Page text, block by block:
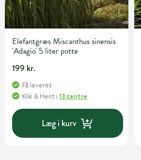
Elefantgræs Miscanthus sinensis
'Adagio' 5 liter potte
199 kr.
Få leveret
Klik & Hent i 13 centre
Læg i kurv